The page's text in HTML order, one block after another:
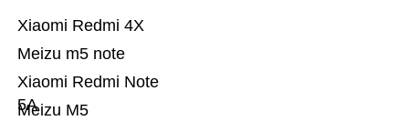
Meizu M5
Xiaomi Redmi Note
5A
Meizu m5 note
Xiaomi Redmi 4X